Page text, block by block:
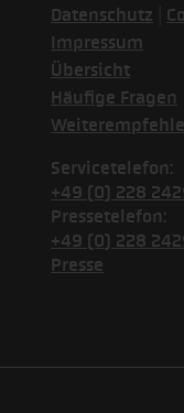
Datenschutz
Impressum
Übersicht
Häufige Fragen
Servicetelefon:
+49 (0) 228
Pressetelefon:
+49 (0) 228
Presse